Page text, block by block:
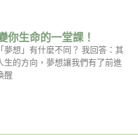
你生命的一堂課！
夢想」有什麼不同？ 我回答：其
的方向，夢想讓我們有了前進
醒